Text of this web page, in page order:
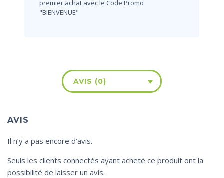
premier achat avec le Code Promo
"BIENVENUE"
AVIS (0)
AVIS
Il n’y a pas encore d’avis.
Seuls les clients connectés ayant acheté ce produit ont la
possibilité de laisser un avis.